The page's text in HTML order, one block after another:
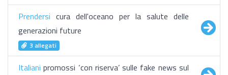
Prendersi cura dell'oceano per la salute delle
generazioni future
3 allegati
Italiani promossi ‘con riserva’ sulle fake news sul